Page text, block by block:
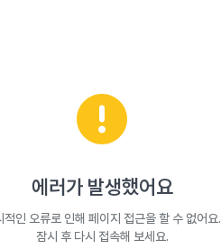
에러가 발생했어요
적인 오류로 인해 페이지 접근을 할 수 없어요.
잠시 후 다시 접속해 보세요.